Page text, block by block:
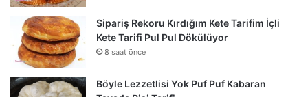
Sipariş Rekoru Kırdığım Kete Tarifim İçli
Kete Tarifi Pul Pul Dökülüyor
8 saat önce
Böyle Lezzetlisi Yok Puf Puf Kabaran